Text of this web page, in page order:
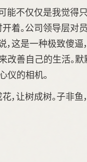
能不仅仅是我觉得
着。公司领导层对
，这是一种极致傻
改善自己的生活。
仪的相机。
让树成树。子非鱼